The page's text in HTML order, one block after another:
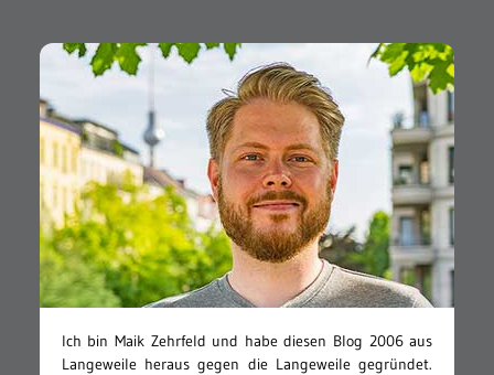
Ich bin Maik Zehrfeld und habe diesen Blog 2006 aus
Langeweile heraus gegen die Langeweile gegründet.